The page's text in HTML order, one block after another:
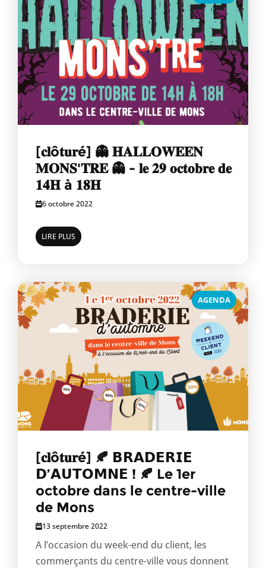
[𝐜𝐥ô𝐭𝐮𝐫é] 👻 𝐇𝐀𝐋𝐋𝐎𝐖𝐄𝐄𝐍
𝐌𝐎𝐍𝐒'𝐓𝐑𝐄 👻 - 𝐥𝐞 𝟐𝟗 𝐨𝐜𝐭𝐨𝐛𝐫𝐞 𝐝𝐞
𝟏𝟒𝐇 à 𝟏𝟖𝐇
6 octobre 2022
LIRE PLUS
AGENDA
[𝐜𝐥ô𝐭𝐮𝐫é] 🍂 𝗕𝗥𝗔𝗗𝗘𝗥𝗜𝗘
𝗗’𝗔𝗨𝗧𝗢𝗠𝗡𝗘 ! 🍂 Le 1er
octobre dans le centre-ville
de Mons
13 septembre 2022
A l’occasion du week-end du client, les
commerçants du centre-ville vous donnent